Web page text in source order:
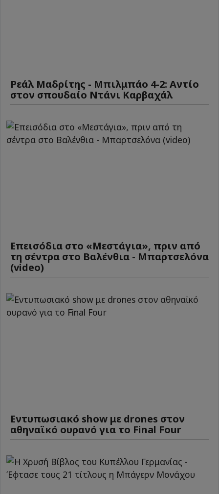
Ρεάλ Μαδρίτης - Μπιλμπάο 4-2: Αντίο
στον σπουδαίο Ντάνι Καρβαχάλ
Επεισόδια στο «Μεστάγια», πριν από
τη σέντρα στο Βαλένθια - Μπαρτσελόνα
(video)
Εντυπωσιακό show με drones στον
αθηναϊκό ουρανό για το Final Four